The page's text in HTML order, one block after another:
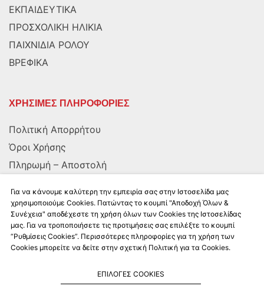
ΕΚΠΑΙΔΕΥΤΙΚΑ
ΠΡΟΣΧΟΛΙΚΗ ΗΛΙΚΙΑ
ΠΑΙΧΝΙΔΙΑ ΡΟΛΟΥ
ΒΡΕΦΙΚΑ
ΧΡΗΣΙΜΕΣ ΠΛΗΡΟΦΟΡΙΕΣ
Πολιτική Απορρήτου
Όροι Χρήσης
Πληρωμή – Αποστολή
ΑΚΟΛΟΥΘΗΣΤΕ ΜΑΣ
Για να κάνουμε καλύτερη την εμπειρία σας στην Ιστοσελίδα μας
χρησιμοποιούμε Cookies. Πατώντας το κουμπί "Αποδοχή Όλων &
Συνέχεια" αποδέχεστε τη χρήση όλων των Cookies της Ιστοσελίδας
μας. Για να τροποποιήσετε τις προτιμήσεις σας επιλέξτε το κουμπί
“Ρυθμίσεις Cookies”. Περισσότερες πληροφορίες για τη χρήση των
Cookies μπορείτε να δείτε στην σχετική Πολιτική για τα Cookies.
ΕΠΙΛΟΓΕΣ COOKIES